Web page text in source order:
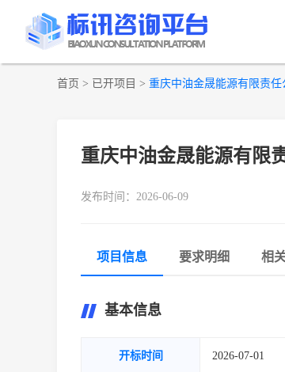
首页 > 已开项目 > 重庆中油金晟能源有限责
重庆中油金晟能源有限
发布时间：2026-06-09
项目信息 要求明细 相
基本信息
开标时间 2026-07-01